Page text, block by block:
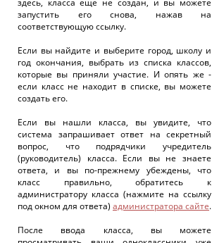
запустить его снова, нажав на
соответствующую ссылку.
Если вы найдите и выберите город, школу и
год окончания, выбрать из списка классов,
которые вы приняли участие. И опять же -
если класс не находит в списке, вы можете
создать его.
Если вы нашли класса, вы увидите, что
система запрашивает ответ на секретный
вопрос, что подрядчики учредитель
(руководитель) класса. Если вы не знаете
ответа, и вы по-прежнему убеждены, что
класс правильно, обратитесь к
администратору класса (нажмите на ссылку
под окном для ответа) администратора сайте.
После ввода класса, вы можете